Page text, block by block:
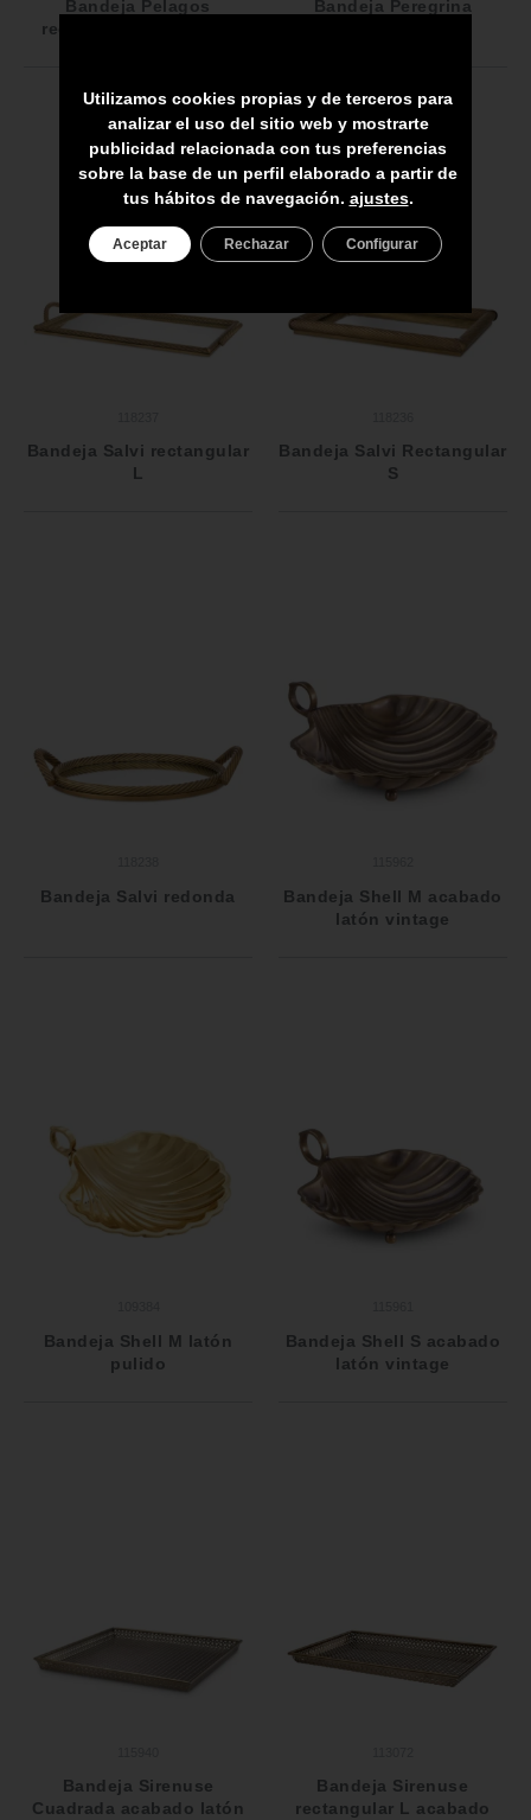
Bandeja Pelagos
rectangular octogonal
Bandeja Peregrina
Bandeja Salvi rectangular
L
Bandeja Salvi Rectangular
S
Bandeja Salvi redonda
Bandeja Shell M acabado
latón vintage
Bandeja Shell M latón
pulido
Bandeja Shell S acabado
latón vintage
Bandeja Sirenuse
Cuadrada acabado latón
Bandeja Sirenuse
rectangular L acabado
Utilizamos cookies propias y de terceros para
analizar el uso del sitio web y mostrarte
publicidad relacionada con tus preferencias
sobre la base de un perfil elaborado a partir de
tus hábitos de navegación. ajustes.
Aceptar Rechazar Configurar